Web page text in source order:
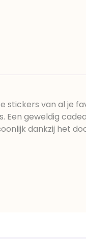
van al je
geweldig
dankzij het